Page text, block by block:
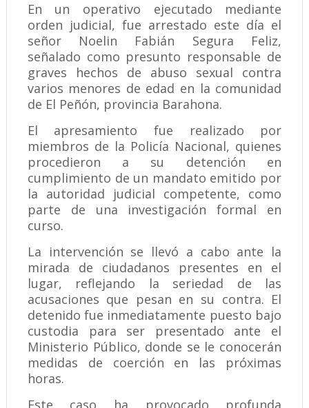
En un operativo ejecutado mediante
orden judicial, fue arrestado este día el
señor Noelin Fabián Segura Feliz,
señalado como presunto responsable de
graves hechos de abuso sexual contra
varios menores de edad en la comunidad
de El Peñón, provincia Barahona.
El apresamiento fue realizado por
miembros de la Policía Nacional, quienes
procedieron a su detención en
cumplimiento de un mandato emitido por
la autoridad judicial competente, como
parte de una investigación formal en
curso.
La intervención se llevó a cabo ante la
mirada de ciudadanos presentes en el
lugar, reflejando la seriedad de las
acusaciones que pesan en su contra. El
detenido fue inmediatamente puesto bajo
custodia para ser presentado ante el
Ministerio Público, donde se le conocerán
medidas de coerción en las próximas
horas.
Este caso ha provocado profunda